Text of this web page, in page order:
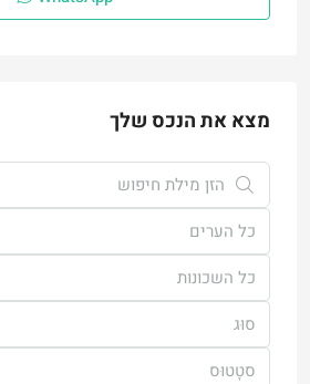
מצא את הנכס שלך
כל הערים
כל השכונות
סוּג
סטָטוּס